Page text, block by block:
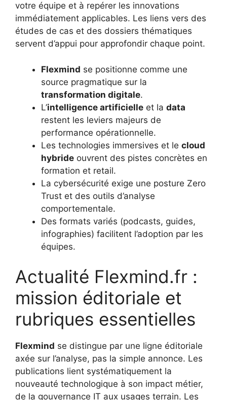
votre équipe et à repérer les innovations
immédiatement applicables. Les liens vers des
études de cas et des dossiers thématiques
servent d’appui pour approfondir chaque point.
Flexmind se positionne comme une
source pragmatique sur la
transformation digitale.
L’intelligence artificielle et la data
restent les leviers majeurs de
performance opérationnelle.
Les technologies immersives et le cloud
hybride ouvrent des pistes concrètes en
formation et retail.
La cybersécurité exige une posture Zero
Trust et des outils d’analyse
comportementale.
Des formats variés (podcasts, guides,
infographies) facilitent l’adoption par les
équipes.
Actualité Flexmind.fr :
mission éditoriale et
rubriques essentielles
Flexmind se distingue par une ligne éditoriale
axée sur l’analyse, pas la simple annonce. Les
publications lient systématiquement la
nouveauté technologique à son impact métier,
de la gouvernance IT aux usages terrain. Les